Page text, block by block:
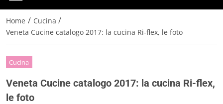
Home / Cucina /
Veneta Cucine catalogo 2017: la cucina Ri-flex, le foto
Cucina
Veneta Cucine catalogo 2017: la cucina Ri-flex,
le foto